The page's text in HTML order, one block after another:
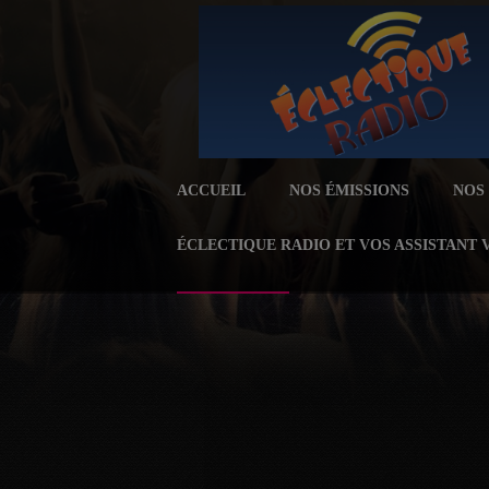
ACCUEIL NOS ÉMISSIONS NOS
ÉCLECTIQUE RADIO ET VOS ASSISTANT